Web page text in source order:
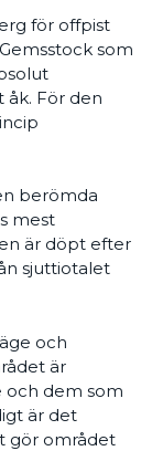
för offpist
som
åk. För den
berömda
mest
är döpt efter
sjuttiotalet
och
är
och dem som
är det
gör området